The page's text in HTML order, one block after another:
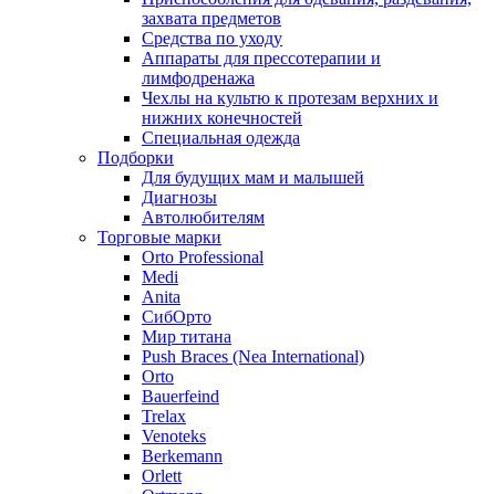
захвата предметов
Средства по уходу
Аппараты для прессотерапии и
лимфодренажа
Чехлы на культю к протезам верхних и
нижних конечностей
Специальная одежда
Подборки
Для будущих мам и малышей
Диагнозы
Автолюбителям
Торговые марки
Orto Professional
Medi
Anita
СибОрто
Мир титана
Push Braces (Nea International)
Orto
Bauerfeind
Trelax
Venoteks
Berkemann
Orlett